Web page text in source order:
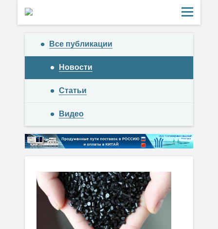
Все публикации
Новости
Статьи
Видео